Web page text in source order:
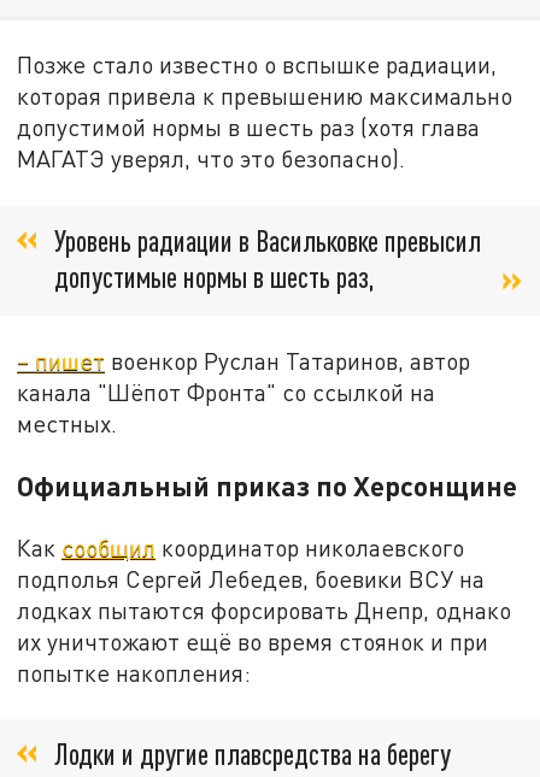
Позже стало известно о вспышке радиации,
которая привела к превышению максимально
допустимой нормы в шесть раз (хотя глава
МАГАТЭ уверял, что это безопасно).
Уровень радиации в Васильковке превысил
допустимые нормы в шесть раз,
– пишет военкор Руслан Татаринов, автор
канала "Шёпот Фронта" со ссылкой на
местных.
Официальный приказ по Херсонщине
Как сообщил координатор николаевского
подполья Сергей Лебедев, боевики ВСУ на
лодках пытаются форсировать Днепр, однако
их уничтожают ещё во время стоянок и при
попытке накопления:
Лодки и другие плавсредства на берегу